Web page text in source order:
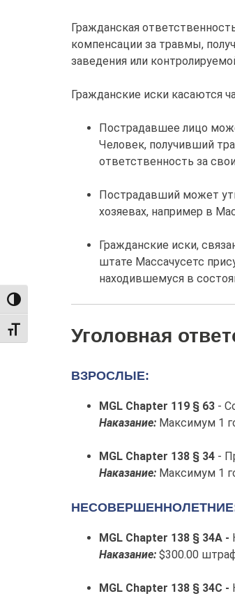
TOGGLE HIGH CONTRAST
TOGGLE FONT SIZE
Гражданская
компенсации за травмы,
заведения или
Гражданские иски касаются
Пострадавшее лицо
Человек, получивший
ответственность за
Пострадавший может
хозяевах, например в
Гражданские иски,
штате Массачусетс
находившемуся в
Уголовная
ВЗРОСЛЫЕ:
MGL Chapter 119 § 63 -
Наказание: Максимум 1
MGL Chapter 138 § 34 -
Наказание: Максимум 1
MGL Chapter 138 § 34A -
Наказание: $300.00
MGL Chapter 138 § 34C -